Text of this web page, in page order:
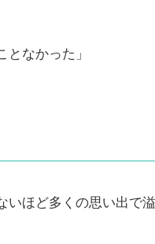
なかった」
ほど多くの思い出で